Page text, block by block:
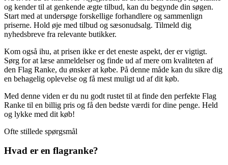
og kender til at genkende ægte tilbud, kan du begynde din søgen.
Start med at undersøge forskellige forhandlere og sammenlign
priserne. Hold øje med tilbud og sæsonudsalg. Tilmeld dig
nyhedsbreve fra relevante butikker.
Kom også ihu, at prisen ikke er det eneste aspekt, der er vigtigt.
Sørg for at læse anmeldelser og finde ud af mere om kvaliteten af
den Flag Ranke, du ønsker at købe. På denne måde kan du sikre dig
en behagelig oplevelse og få mest muligt ud af dit køb.
Med denne viden er du nu godt rustet til at finde den perfekte Flag
Ranke til en billig pris og få den bedste værdi for dine penge. Held
og lykke med dit køb!
Ofte stillede spørgsmål
Hvad er en flagranke?